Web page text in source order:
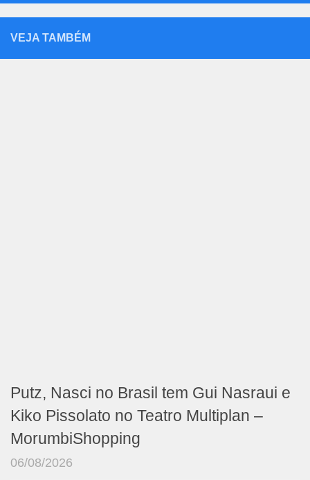
VEJA TAMBÉM
Putz, Nasci no Brasil tem Gui Nasraui e
Kiko Pissolato no Teatro Multiplan –
MorumbiShopping
06/08/2026